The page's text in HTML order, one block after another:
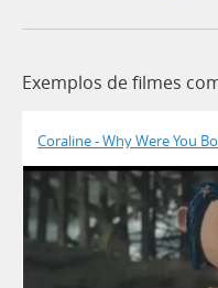
Exemplos de filmes
Coraline - Why Were You